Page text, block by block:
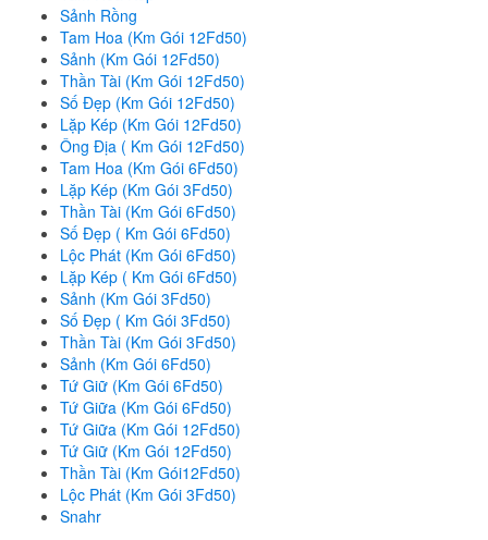
Sảnh Rồng
Tam Hoa (Km Gói 12Fd50)
Sảnh (Km Gói 12Fd50)
Thần Tài (Km Gói 12Fd50)
Số Đẹp (Km Gói 12Fd50)
Lặp Kép (Km Gói 12Fd50)
Ông Địa ( Km Gói 12Fd50)
Tam Hoa (Km Gói 6Fd50)
Lặp Kép (Km Gói 3Fd50)
Thần Tài (Km Gói 6Fd50)
Số Đẹp ( Km Gói 6Fd50)
Lộc Phát (Km Gói 6Fd50)
Lặp Kép ( Km Gói 6Fd50)
Sảnh (Km Gói 3Fd50)
Số Đẹp ( Km Gói 3Fd50)
Thần Tài (Km Gói 3Fd50)
Sảnh (Km Gói 6Fd50)
Tứ Giữ (Km Gói 6Fd50)
Tứ Giữa (Km Gói 6Fd50)
Tứ Giữa (Km Gói 12Fd50)
Tứ Giữ (Km Gói 12Fd50)
Thần Tài (Km Gói12Fd50)
Lộc Phát (Km Gói 3Fd50)
Snahr